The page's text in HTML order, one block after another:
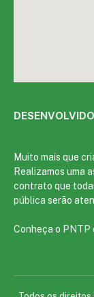
Muito mais que
Realizamos uma
contrato que
pública serão
Conheça o PNTP